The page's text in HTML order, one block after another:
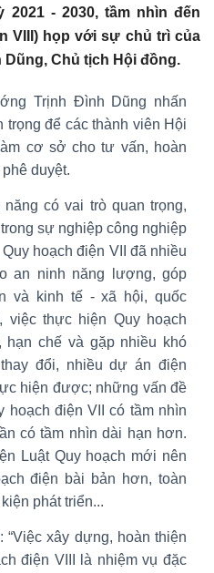
- 2030, tầm nhìn đến
VIII) họp với sự chủ trì của
Chủ tịch Hội đồng.
Trịnh Đình Dũng nhấn
trọng để các thành viên Hội
cơ sở cho tư vấn, hoàn
duyệt.
có vai trò quan trọng,
sự nghiệp công nghiệp
hoạch điện VII đã nhiều
an ninh năng lượng, góp
và kinh tế - xã hội, quốc
việc thực hiện Quy hoạch
chế và gặp nhiều khó
đổi, nhiều dự án điện
hiện được; những vấn đề
hoạch điện VII có tầm nhìn
có tầm nhìn dài hạn hơn.
Luật Quy hoạch mới nên
điện bài bản hơn, toàn
phát triển...
xây dựng, hoàn thiện
điện VIII là nhiệm vụ đặc